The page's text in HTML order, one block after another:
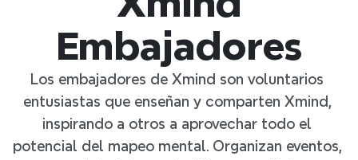
Embajadores
Los embajadores de Xmind son voluntarios
entusiastas que enseñan y comparten Xmind,
inspirando a otros a aprovechar todo el
potencial del mapeo mental. Organizan eventos,